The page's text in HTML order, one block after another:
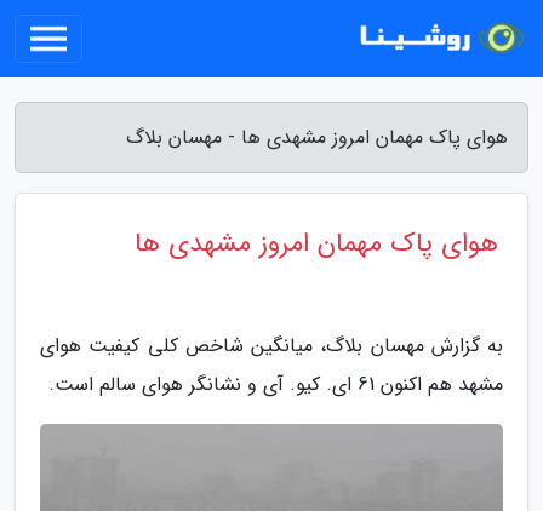
هوای پاک مهمان امروز مشهدی ها - مهسان بلاگ
هوای پاک مهمان امروز مشهدی ها
به گزارش مهسان بلاگ، میانگین شاخص کلی کیفیت هوای
مشهد هم اکنون 61 ای. کیو. آی و نشانگر هوای سالم است.